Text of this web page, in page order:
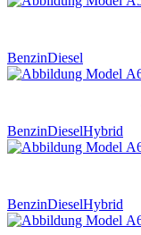
BenzinDiesel
BenzinDieselHybrid
BenzinDieselHybrid